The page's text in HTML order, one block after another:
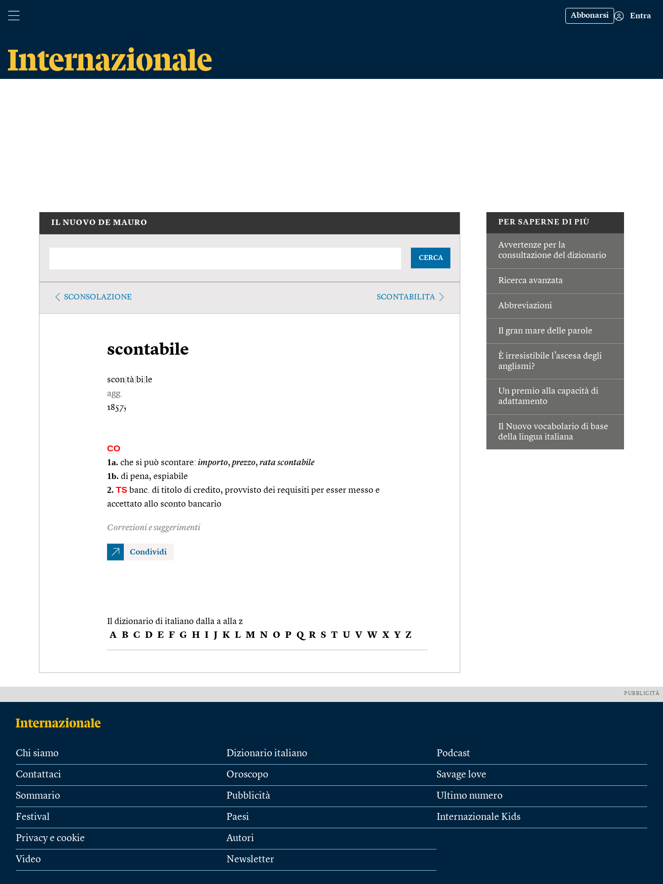
Abbonarsi Entra
PER SAPERNE DI PIÙ
Avvertenze per la
consultazione del dizionario
Ricerca avanzata
Abbreviazioni
Il gran mare delle parole
È irresistibile l’ascesa degli
anglismi?
Un premio alla capacità di
adattamento
Il Nuovo vocabolario di base
della lingua italiana
IL NUOVO DE MAURO
CERCA
SCONSOLAZIONE SCONTABILITA
scontabile
scon tà bi le
agg.
1857;
CO
1a. che si può scontare: importo, prezzo, rata scontabile
1b. di pena, espiabile
2. TS banc. di titolo di credito, provvisto dei requisiti per esser messo e
accettato allo sconto bancario
Correzioni e suggerimenti
Condividi
Il dizionario di italiano dalla a alla z
A B C D E F G H I J K L M N O P Q R S T U V W X Y Z
PUBBLICITÀ
Chi siamo
Contattaci
Sommario
Festival
Privacy e cookie
Video
Dizionario italiano
Oroscopo
Pubblicità
Paesi
Autori
Newsletter
Podcast
Savage love
Ultimo numero
Internazionale Kids